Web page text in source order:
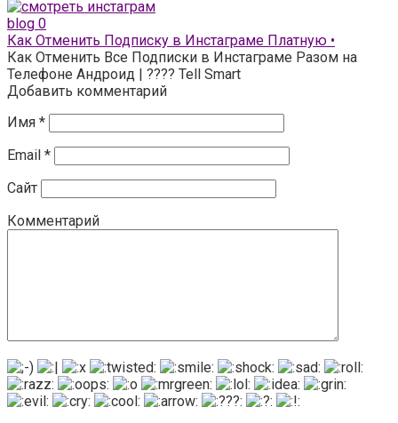
blog 0
Как Отменить Подписку в Инстаграме Платную •
Как Отменить Все Подписки в Инстаграме Разом на
Телефоне Андроид | ???? Tell Smart
Добавить комментарий
Имя *
Email *
Сайт
Комментарий